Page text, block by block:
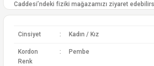
Caddesi’ndeki fiziki mağazamızı ziyaret
Cinsiyet : Kadın / Kız
Kordon
Renk
: Pembe